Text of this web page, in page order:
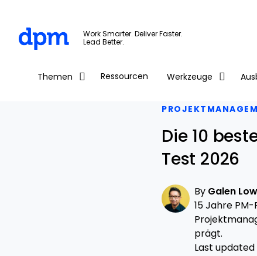
Skip to main content
Work Smarter. Deliver Faster.
Lead Better.
Themen Ressourcen Werkzeuge
Die 10
Test 2026
By Galen Low
15 Jahre
prägt.
Last updated